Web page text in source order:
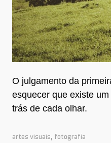
O julgamento da
esquecer que existe
trás de cada olhar.
artes visuais, fotografia